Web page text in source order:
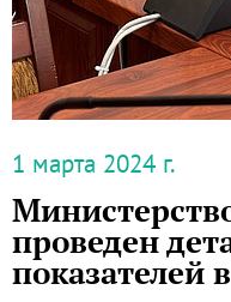
1 марта 2024 г.
проведен
показателей